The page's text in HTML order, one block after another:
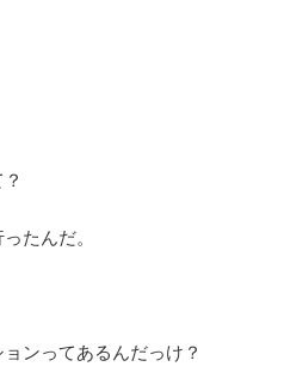
たんだ。
ンってあるんだっけ？